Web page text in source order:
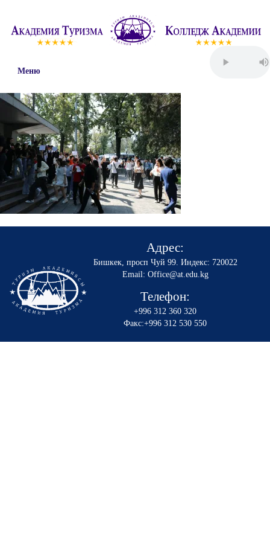
Меню
Адрес:
Бишкек, просп Чуй 99. Индекс: 720022
Email: Office@at.edu.kg
Телефон:
+996 312 360 320
Факс:+996 312 530 550